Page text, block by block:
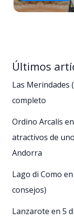
Últimos
Las Merindades
completo
Ordino Arcalís
atractivos de
Andorra
Lago di Como
consejos)
Lanzarote en 5